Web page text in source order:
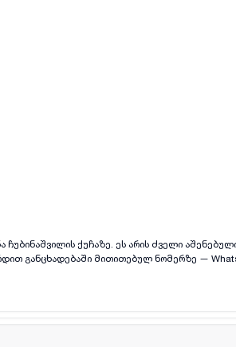
განცხადებაში მითითებულ ნომერზე —